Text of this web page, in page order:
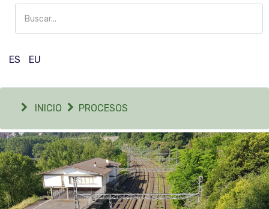
ES
EU
INICIO PROCESOS